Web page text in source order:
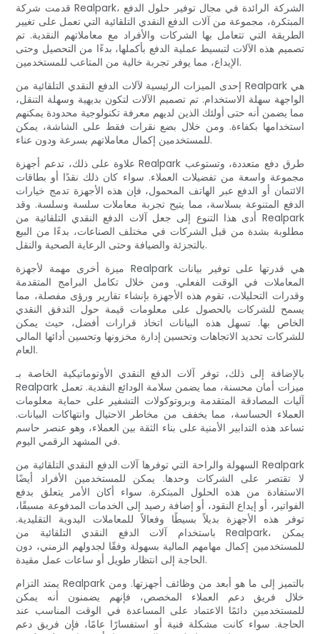
قدمت شركة Realpark، الشركة الرائدة في مجال توفير حلول الدفع
المبتكرة، مجموعة من آلات الدفع النقدي التلقائية التي تعمل على تغيير
الطريقة التي تتعامل بها الشركات والأفراد مع معاملاتهم النقدية. تم
تصميم هذه الآلات لتبسيط عملية الدفع بأكملها، بدءًا من التحصيل وحتى
الإيداع، مما يوفر تجربة خالية من المتاعب للمستخدمين.
إحدى الميزات الرئيسية لآلات الدفع النقدي التلقائية من Realpark هي
الواجهة سهلة الاستخدام. تم تصميم الآلات لتكون بديهية وسهلة التنقل،
مما يضمن أنه حتى أولئك الذين لديهم معرفة تكنولوجية محدودة يمكنهم
استخدامها بكفاءة. ومن خلال بضع نقرات فقط على الشاشة، يمكن
للمستخدمين إكمال معاملاتهم بسرعة ودون عناء.
علاوة على ذلك، تدعم أجهزة Realpark طرق دفع متعددة، وتستوعب
مجموعة واسعة من تفضيلات العملاء. سواء كان ذلك نقدًا أو بطاقات
الائتمان أو الدفع عبر الهاتف المحمول، فإن هذه الأجهزة تدمج خيارات
الدفع المتنوعة بسلاسة، مما يتيح تجربة معاملات سلسة وسلسة. وقد
أدى هذا التنوع إلى جعل آلات الدفع النقدي التلقائية من Realpark
مطلوبة بشدة من قبل الشركات في مختلف الصناعات، بدءًا من البيع
بالتجزئة والضيافة وحتى الرعاية الصحية والنقل.
ميزة أخرى مهمة لأجهزة Realpark هي قدرتها على توفير بيانات
المعاملات في الوقت الفعلي. ومن خلال تكامل البرامج المتقدمة
وقدرات التحليلات، تقوم هذه الأجهزة بإنشاء تقارير ورؤى مفصلة، ​​مما
يسمح للشركات بالحصول على معلومات قيمة حول التدفق النقدي
الخاص بها. تسهل هذه البيانات اتخاذ قرارات أفضل، حيث يمكن
للشركات تحديد الاتجاهات وتحسين إدارة مخزونها وتحسين أدائها المالي
العام.
بالإضافة إلى ذلك، توفر آلات الدفع النقدي الأوتوماتيكية الخاصة بـ
Realpark ميزات أمان محسنة، مما يضمن سلامة الودائع النقدية. تعمل
آليات المصادقة المتقدمة وبروتوكولات التشفير على حماية معلومات
العملاء الحساسة، مما يخفف من مخاطر الاحتيال وانتهاكات البيانات.
تساعد هذه التدابير الأمنية على بناء الثقة بين العملاء، وهو عنصر حاسم
في المشهد الرقمي اليوم.
السهولة والراحة التي توفرها آلات الدفع النقدي التلقائية من Realpark
لا تقتصر على الشركات وحدها. يمكن للمستخدمين الأفراد أيضًا
الاستفادة من هذه الحلول المبتكرة. سواء أكان الأمر يتعلق بدفع
الفواتير، أو إيداع النقود، أو إضافة رصيد إلى الخدمات المدفوعة مسبقًا،
توفر هذه الأجهزة بديلاً بسيطًا وفعالاً للمعاملات اليدوية التقليدية.
باستخدام آلات الدفع النقدي التلقائية من Realpark، يمكن
للمستخدمين إكمال مهامهم المالية بسهولة وفقًا لجدولهم الزمني، دون
الحاجة إلى انتظار طويل أو ساعات عمل مقيدة.
يمتد التزام Realpark بالتميز إلى ما هو أبعد من وظائف أجهزتها. ومن
خلال فريق دعم العملاء المخصص، فإنهم يضمنون أنه يمكن
للمستخدمين دائمًا الاعتماد على المساعدة في الوقت المناسب عند
الحاجة. سواء كانت مشكلة فنية أو استفسارًا عامًا، فإن فريق دعم